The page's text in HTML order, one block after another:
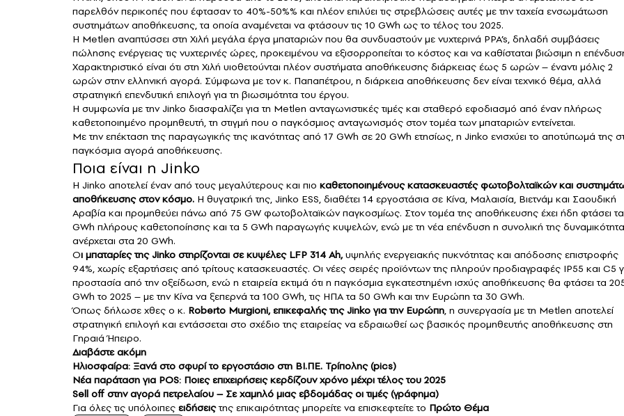
παρελθόν περικοπές που έφτασαν το 40%-50%% και πλέον επιλύει τις στρεβλώσεις αυτές με την ταχεία ενσωμάτωση
συστημάτων αποθήκευσης, τα οποία αναμένεται να φτάσουν τις 10 GWh ως το τέλος του 2025.
Η Metlen αναπτύσσει στη Χιλή μεγάλα έργα μπαταριών που θα συνδυαστούν με νυχτερινά PPA’s, δηλαδή συμβάσεις
πώλησης ενέργειας τις νυχτερινές ώρες, προκειμένου να εξισορροπείται το κόστος και να καθίσταται βιώσιμη η
Χαρακτηριστικό είναι ότι στη Χιλή υιοθετούνται πλέον συστήματα αποθήκευσης διάρκειας έως 5 ωρών – έναντι μόλις 2
ωρών στην ελληνική αγορά. Σύμφωνα με τον κ. Παπαπέτρου, η διάρκεια αποθήκευσης δεν είναι τεχνικό θέμα, αλλά
στρατηγική επενδυτική επιλογή για τη βιωσιμότητα του έργου.
Η συμφωνία με την Jinko διασφαλίζει για τη Metlen ανταγωνιστικές τιμές και σταθερό εφοδιασμό από έναν πλήρως
καθετοποιημένο προμηθευτή, τη στιγμή που ο παγκόσμιος ανταγωνισμός στον τομέα των μπαταριών εντείνεται.
Με την επέκταση της παραγωγικής της ικανότητας από 17 GWh σε 20 GWh ετησίως, η Jinko ενισχύει το αποτύπωμά της
παγκόσμια αγορά αποθήκευσης.
Ποια είναι η Jinko
Η Jinko αποτελεί έναν από τους μεγαλύτερους και πιο καθετοποιημένους κατασκευαστές φωτοβολταϊκών και
αποθήκευσης στον κόσμο. Η θυγατρική της, Jinko ESS, διαθέτει 14 εργοστάσια σε Κίνα, Μαλαισία, Βιετνάμ και Σαουδική
Αραβία και προμηθεύει πάνω από 75 GW φωτοβολταϊκών παγκοσμίως. Στον τομέα της αποθήκευσης έχει ήδη φτάσει
GWh πλήρους καθετοποίησης και τα 5 GWh παραγωγής κυψελών, ενώ με τη νέα επένδυση η συνολική της δυναμικότητα
ανέρχεται στα 20 GWh.
Οι μπαταρίες της Jinko στηρίζονται σε κυψέλες LFP 314 Ah,υψηλής ενεργειακής πυκνότητας και απόδοσης επιστροφής
94%, χωρίς εξαρτήσεις από τρίτους κατασκευαστές. Οι νέες σειρές προϊόντων της πληρούν προδιαγραφές IP55 και C5
προστασία από την οξείδωση, ενώ η εταιρεία εκτιμά ότι η παγκόσμια εγκατεστημένη ισχύς αποθήκευσης θα φτάσει τα
GWh το 2025 – με την Κίνα να ξεπερνά τα 100 GWh, τις ΗΠΑ τα 50 GWh και την Ευρώπη τα 30 GWh.
Όπως δήλωσε χθες ο κ. Roberto Murgioni, επικεφαλής της Jinko για την Ευρώπη, η συνεργασία με τη Metlen αποτελεί
στρατηγική επιλογή και εντάσσεται στο σχέδιο της εταιρείας να εδραιωθεί ως βασικός προμηθευτής αποθήκευσης στη
Γηραιά Ήπειρο.
Διαβάστε ακόμη
Ηλιοσφαίρα: Ξανά στο σφυρί το εργοστάσιο στη ΒΙ.ΠΕ. Τρίπολης (pics)
Νέα παράταση για POS: Ποιες επιχειρήσεις κερδίζουν χρόνο μέχρι τέλος του 2025
Sell off στην αγορά πετρελαίου – Σε χαμηλό μιας εβδομάδας οι τιμές (γράφημα)
Για όλες τις υπόλοιπες ειδήσειςτης επικαιρότητας μπορείτε να επισκεφτείτε το Πρώτο Θέμα